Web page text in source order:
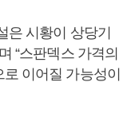
은 시황이 상당기
“스판덱스 가격의
이어질 가능성이